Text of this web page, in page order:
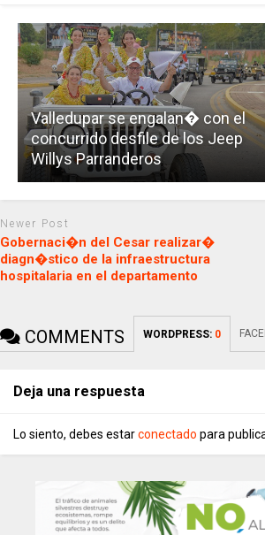
Valledupar se engalan� con el
concurrido desfile de los Jeep
Willys Parranderos
Newer Post
Gobernaci�n del Cesar realizar�
diagn�stico de la infraestructura
hospitalaria en el departamento
COMMENTS WORDPRESS: 0
Deja una respuesta
Lo siento, debes estarconectado para